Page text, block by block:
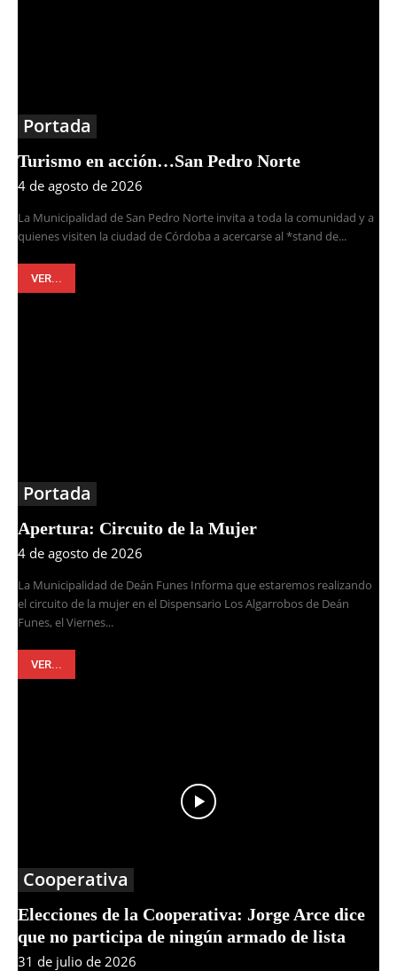
Portada
Turismo en acción…San Pedro Norte
4 de agosto de 2026
La Municipalidad de San Pedro Norte invita a toda la comunidad y a
quienes visiten la ciudad de Córdoba a acercarse al *stand de...
VER...
Portada
Apertura: Circuito de la Mujer
4 de agosto de 2026
La Municipalidad de Deán Funes Informa que estaremos realizando
el circuito de la mujer en el Dispensario Los Algarrobos de Deán
Funes, el Viernes...
VER...
Cooperativa
Elecciones de la Cooperativa: Jorge Arce dice
que no participa de ningún armado de lista
31 de julio de 2026